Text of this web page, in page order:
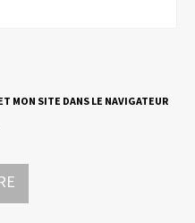
MON SITE DANS LE NAVIGATEUR